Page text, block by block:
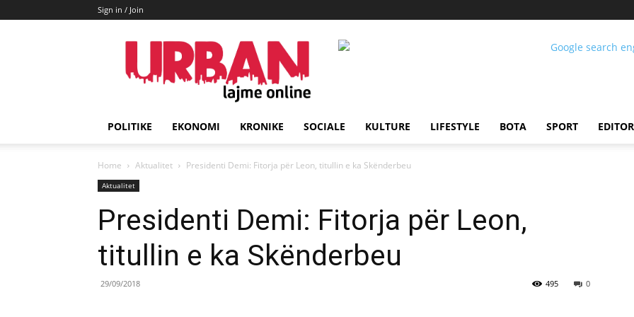
Sign in / Join
URBAN
Lajme
POLITIKE EKONOMI KRONIKE SOCIALE KULTURE LIFESTYLE BOTA SPORT
Home Aktualitet Presidenti Demi: Fitorja për Leon, titullin e ka Skënderbeu
Aktualitet
Presidenti Demi: Fitorja për Leon,
titullin e ka Skënderbeu
29/09/2018 0
495